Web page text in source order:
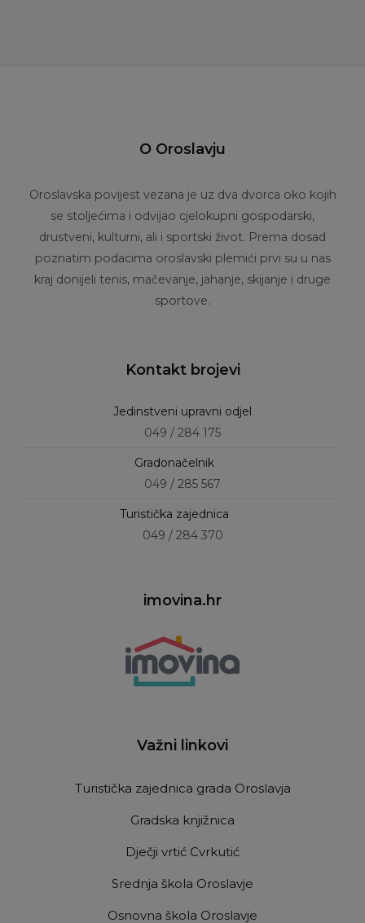
O Oroslavju
Oroslavska povijest vezana je uz dva dvorca oko kojih
se stoljećima i odvijao cjelokupni gospodarski,
drustveni, kulturni, ali i sportski život. Prema dosad
poznatim podacima oroslavski plemići prvi su u nas
kraj donijeli tenis, mačevanje, jahanje, skijanje i druge
sportove.
Kontakt brojevi
Jedinstveni upravni odjel
049 / 284 175
Gradonačelnik
049 / 285 567
Turistička zajednica
049 / 284 370
imovina.hr
Važni linkovi
Turistička zajednica grada Oroslavja
Gradska knjižnica
Dječji vrtić Cvrkutić
Srednja škola Oroslavje
Osnovna škola Oroslavje